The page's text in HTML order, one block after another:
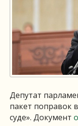
Депутат
пакет поправок
суде». Документ